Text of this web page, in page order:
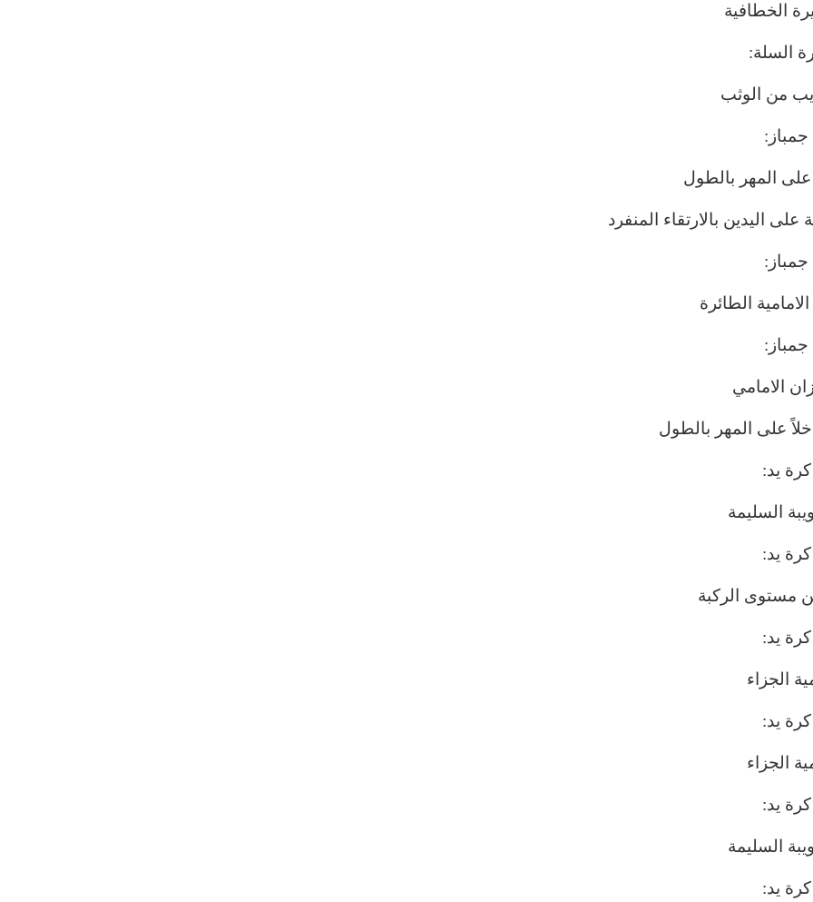
الخطافية
السلة:
من الوثب
جمباز:
على المهر بالطول
على اليدين بالارتقاء المنفرد
جمباز:
الطائرة
جمباز:
الامامي
على المهر بالطول
كرة يد:
السليمة
كرة يد:
مستوى الركبة
كرة يد:
الجزاء
كرة يد:
الجزاء
كرة يد:
السليمة
كرة يد: